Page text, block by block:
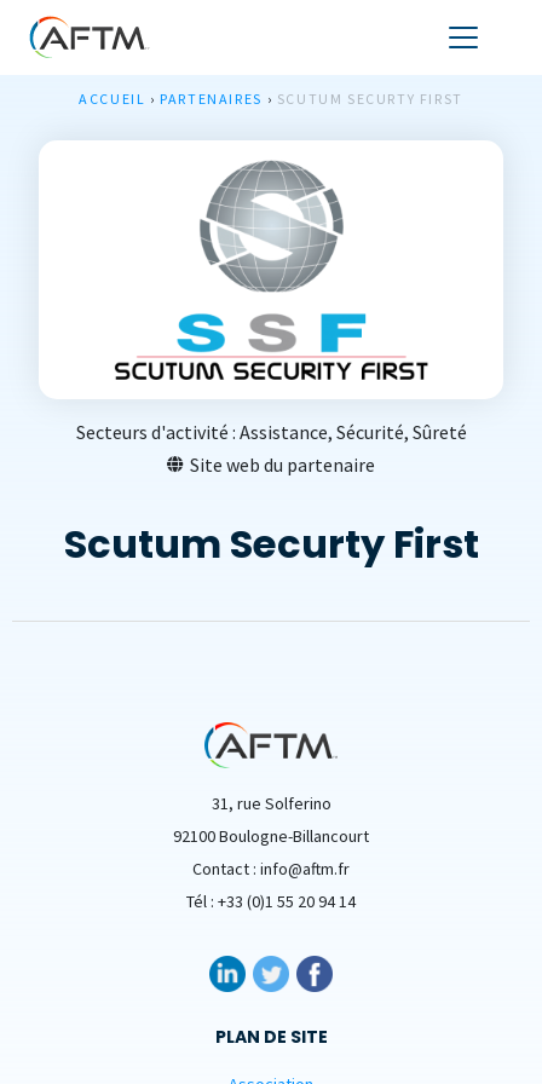
ACCUEIL › PARTENAIRES › SCUTUM SECURTY FIRST
Secteurs d'activité : Assistance, Sécurité, Sûreté
Site web du partenaire
Scutum Securty First
31, rue Solferino
92100 Boulogne-Billancourt
Contact : info@aftm.fr
Tél : +33 (0)1 55 20 94 14
PLAN DE SITE